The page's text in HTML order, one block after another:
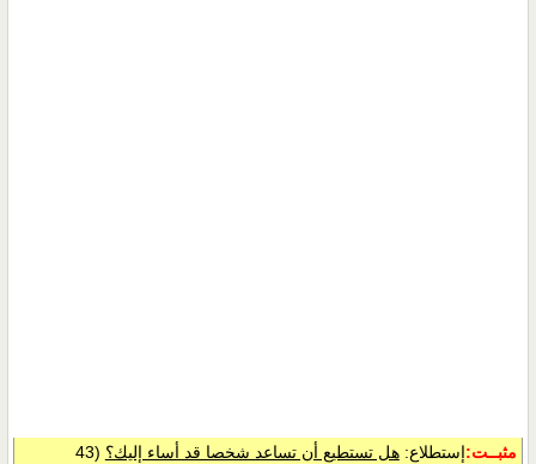
مثبــت:إستطلاع:هل تستطيع أن تساعد شخصا قد أساء إليك؟
(43